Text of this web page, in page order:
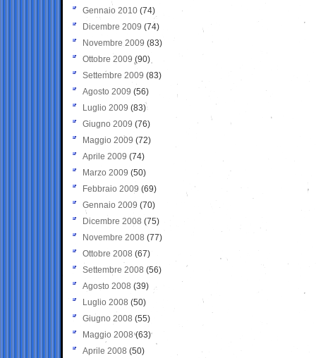
Gennaio 2010 (74)
Dicembre 2009 (74)
Novembre 2009 (83)
Ottobre 2009 (90)
Settembre 2009 (83)
Agosto 2009 (56)
Luglio 2009 (83)
Giugno 2009 (76)
Maggio 2009 (72)
Aprile 2009 (74)
Marzo 2009 (50)
Febbraio 2009 (69)
Gennaio 2009 (70)
Dicembre 2008 (75)
Novembre 2008 (77)
Ottobre 2008 (67)
Settembre 2008 (56)
Agosto 2008 (39)
Luglio 2008 (50)
Giugno 2008 (55)
Maggio 2008(63)
Aprile 2008 (50)